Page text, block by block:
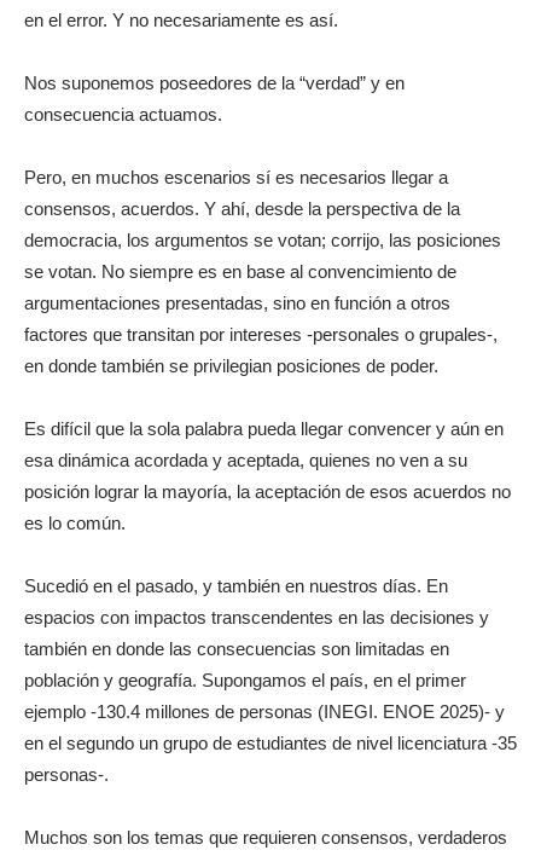
en el error. Y no necesariamente es así.
Nos suponemos poseedores de la “verdad” y en
consecuencia actuamos.
Pero, en muchos escenarios sí es necesarios llegar a
consensos, acuerdos. Y ahí, desde la perspectiva de la
democracia, los argumentos se votan; corrijo, las posiciones
se votan. No siempre es en base al convencimiento de
argumentaciones presentadas, sino en función a otros
factores que transitan por intereses -personales o grupales-,
en donde también se privilegian posiciones de poder.
Es difícil que la sola palabra pueda llegar convencer y aún en
esa dinámica acordada y aceptada, quienes no ven a su
posición lograr la mayoría, la aceptación de esos acuerdos no
es lo común.
Sucedió en el pasado, y también en nuestros días. En
espacios con impactos transcendentes en las decisiones y
también en donde las consecuencias son limitadas en
población y geografía. Supongamos el país, en el primer
ejemplo -130.4 millones de personas (INEGI. ENOE 2025)- y
en el segundo un grupo de estudiantes de nivel licenciatura -35
personas-.
Muchos son los temas que requieren consensos, verdaderos